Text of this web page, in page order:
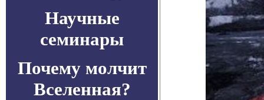
Научные
семинары
Почему молчит
Вселенная?